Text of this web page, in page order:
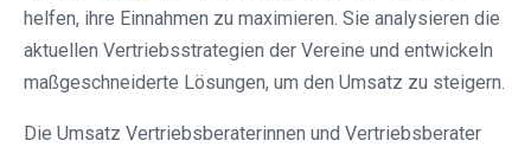
helfen, ihre Einnahmen zu maximieren. Sie analysieren die
aktuellen Vertriebsstrategien der Vereine und entwickeln
maßgeschneiderte Lösungen, um den Umsatz zu steigern.
Die Umsatz Vertriebsberaterinnen und Vertriebsberater